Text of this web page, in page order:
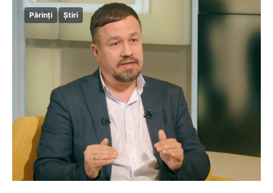
Părinți Știri